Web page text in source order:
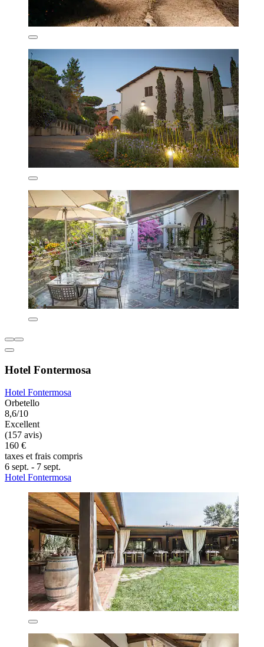
Hotel Fontermosa
Hotel Fontermosa
Orbetello
8,6/10
Excellent
(157 avis)
160 €
taxes et frais compris
6 sept. - 7 sept.
Hotel Fontermosa